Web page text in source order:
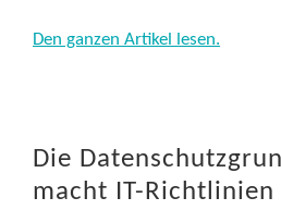
Den ganzen Artikel lesen.
Die
macht IT-